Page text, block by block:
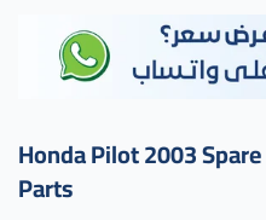
Honda Pilot 2003 Spare
Parts